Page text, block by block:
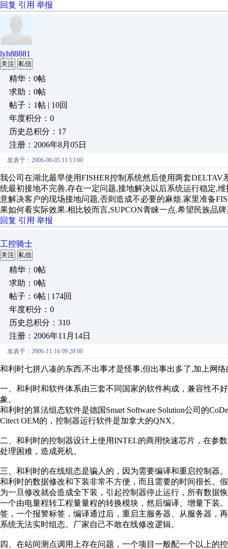
回复 引用 举报
lyh88881
关注 私信
精华：0帖
求助：0帖
帖子：1帖 | 10回
年度积分：0
历史总积分：17
注册：2006年8月05日
发表于：2006-08-05 11:13:00
我公司在湖北最早使用FISHER控制系统然后使用两套
统最初接地不完善,存在一定问题,接地解决以后系统运行稳定,
意解决客户的现场接地问题,否则造成不必要的麻烦.家里准备
果如何看实际效果.相比较而言,SUPCON青睐一点.希望民族品
回复 引用 举报
工控骑士
关注 私信
精华：0帖
求助：0帖
帖子：6帖 | 174回
年度积分：0
历史总积分：310
注册：2006年11月14日
发表于：2006-11-16 09:28:00
和利时七拼八凑的东西,不出事才是怪事,但出事出多了,加上网
一、和利时和软件体系由三套不同国家的软件构成，兼容性不
象。
和利时的算法组态软件是德国Smart Software Solution公司的
Citect OEM的，控制器运行软件是加拿大的QNX。
二、和利时的控制器设计上使用INTEL的商用快速芯片，在参
处理困难，造成死机。
三、和利时的在线组态是骗人的，因为需要编译和重启控制器。
和利时的数据修改和下装非常不方便，而且需要的时间很长。
为一旦修改就会造成全下装，引起控制器停止运行，所有数据
一个由电量程转工程量量程的转换模块，然后编译、增量下装
签，一个报警标签，编译通过后，重启主服务器、从服务器，
系统无法实时组态。厂家自己不敢在线修改逻辑。
四、在站间测点调用上存在问题，一个项目一般配一个以上的